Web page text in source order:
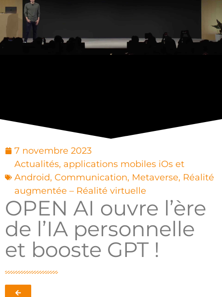
7 novembre 2023
Actualités, applications mobiles iOs et
Android, Communication, Metaverse, Réalité
augmentée – Réalité virtuelle
OPEN AI ouvre l’ère
de l’IA personnelle
et booste GPT !